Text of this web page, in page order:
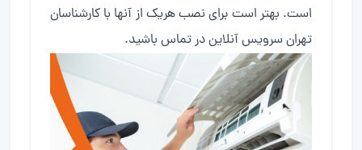
است. بهتر است برای نصب هریک از آنها با کارشناسان
تهران سرویس آنلاین در تماس باشید.